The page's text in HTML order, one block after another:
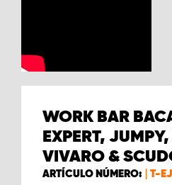
WORK BAR
EXPERT,
VIVARO &
ARTÍCULO NÚMERO: T-